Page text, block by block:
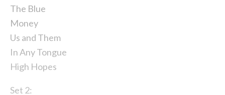
The Blue
Money
Us and Them
In Any Tongue
High Hopes
Set 2: